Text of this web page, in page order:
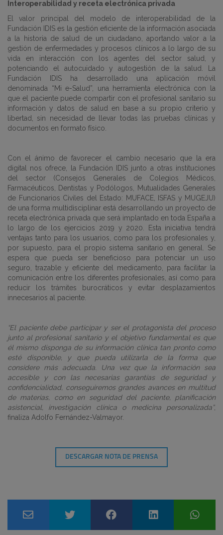
Interoperabilidad y receta electrónica privada
El valor principal del modelo de interoperabilidad de la
Fundación IDIS es la gestión eficiente de la información asociada
a la historia de salud de un ciudadano, aportando valor a la
gestión de enfermedades y procesos clínicos a lo largo de su
vida en interacción con los agentes del sector salud, y
potenciando el autocuidado y autogestión de la salud. La
Fundación IDIS ha desarrollado una aplicación móvil
denominada “Mi e-Salud”, una herramienta electrónica con la
que el paciente puede compartir con el profesional sanitario su
información y datos de salud en base a su propio criterio y
libertad, sin necesidad de llevar todas las pruebas clínicas y
documentos en formato físico.
Con el ánimo de favorecer el cambio necesario que la era
digital nos ofrece, la Fundación IDIS junto a otras instituciones
del sector (Consejos Generales de Colegios Médicos,
Farmacéuticos, Dentistas y Podólogos, Mutualidades Generales
de Funcionarios Civiles del Estado: MUFACE, ISFAS y MUGEJU)
de una forma multidisciplinar está desarrollando un proyecto de
receta electrónica privada que será implantado en toda España a
lo largo de los ejercicios 2019 y 2020. Esta iniciativa tendrá
ventajas tanto para los usuarios, como para los profesionales y,
por supuesto, para el propio sistema sanitario en general. Se
espera que pueda ser beneficioso para potenciar un uso
seguro, trazable y eficiente del medicamento, para facilitar la
comunicación entre los diferentes profesionales, así como para
reducir los trámites burocráticos y evitar desplazamientos
innecesarios al paciente.
“El paciente debe participar y ser el protagonista del proceso
junto al profesional sanitario y el objetivo fundamental es que
él mismo disponga de su información clínica tan pronto como
esté disponible, y que pueda utilizarla de la forma que
considere más adecuada. Una vez que la información sea
accesible y con las necesarias garantías de seguridad y
confidencialidad, conseguiremos grandes avances en multitud
de materias, como en seguridad del paciente, planificación
asistencial, investigación clínica o medicina personalizada”,
finaliza Adolfo Fernández-Valmayor.
DESCARGAR NOTA DE PRENSA